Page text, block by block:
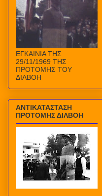
ΕΓΚΑΙΝΙΑ ΤΗΣ
29/11/1969 ΤΗΣ
ΠΡΟΤΟΜΗΣ ΤΟΥ
ΔΙΛΒΟΗ
ΑΝΤΙΚΑΤΑΣΤΑΣΗ
ΠΡΟΤΟΜΗΣ ΔΙΛΒΟΗ